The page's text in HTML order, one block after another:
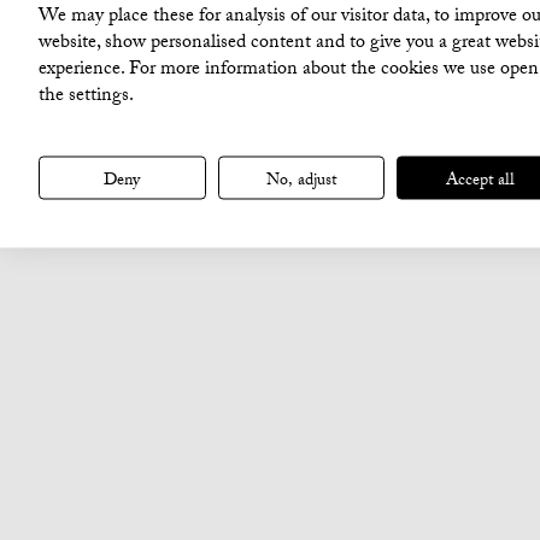
We may place these for analysis of our visitor data, to improve
website, show personalised content and to give you a great
experience. For more information about the cookies we use open
the settings.
Deny No, adjust Accept all